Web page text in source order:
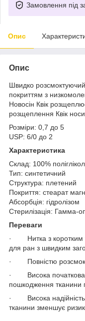
Замовлення під
Опис
Опис
Швидко
покриттям з
Новосін Квік
розщеплення Квік
Розміри: 0,7 до 5
USP: 6/0 до 2
Характеристика
Склад: 100%
Тип: синтетичний
Структура: плетений
Покриття: стеарат
Абсорбція: гідролізом
Стерилізація: Гамма-
Переваги
· Нитка з коротким
для ран з швидким
· Повністю
· Висока початкова
пошкодження тканини
· Висока надійність
тканини зменшує